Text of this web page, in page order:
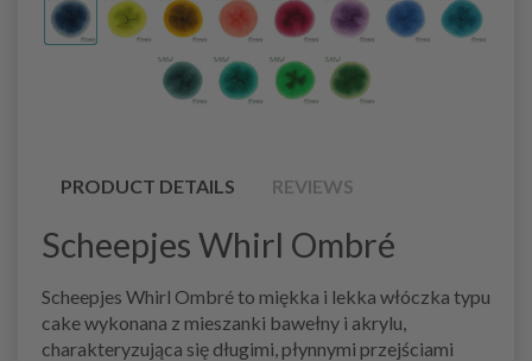
PRODUCT DETAILS REVIEWS
Scheepjes Whirl Ombré
Scheepjes Whirl Ombré to miękka i lekka włóczka typu
cake wykonana z mieszanki bawełny i akrylu,
charakteryzująca się długimi, płynnymi przejściami